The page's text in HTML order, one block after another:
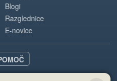
Blogi
Razglednice
E-novice